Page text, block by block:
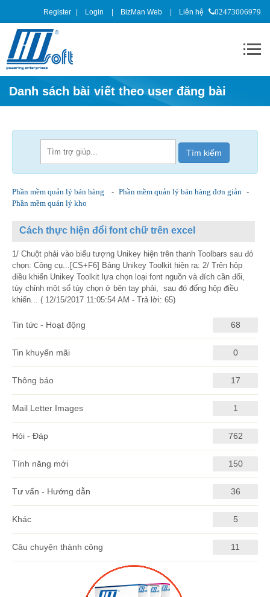
Register Login BizMan Web Liên hệ 02473006979
Danh sách bài viết theo user đăng bài
Phần mềm quản lý bán hàng - Phần mềm quản lý bán hàng đơn giản -
Phần mềm quản lý kho
Cách thực hiện đổi font chữ trên excel
1/ Chuột phải vào biểu tượng Unikey hiện trên thanh Toolbars sau đó
chọn: Công cụ...[CS+F6] Bảng Unikey Toolkit hiện ra: 2/ Trên hộp
điều khiển Unikey Toolkit lựa chọn loại font nguồn và đích cần đổi,
tùy chỉnh một số tùy chọn ở bên tay phải, sau đó đống hộp điều
khiển... ( 12/15/2017 11:05:54 AM - Trả lời: 65)
Tin tức - Hoạt động 68
Tin khuyến mãi 0
Thông báo 17
Mail Letter Images 1
Hỏi - Đáp 762
Tính năng mới 150
Tư vấn - Hướng dẫn 36
Khác 5
Câu chuyện thành công 11